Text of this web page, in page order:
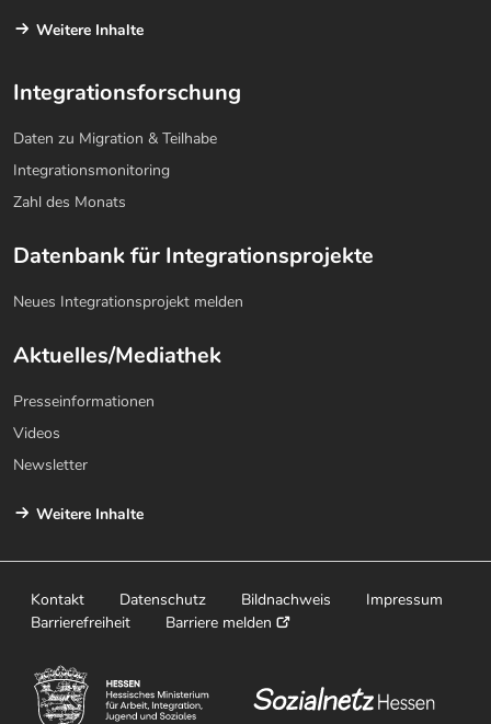
Weitere Inhalte
Integrationsforschung
Daten zu Migration & Teilhabe
Integrationsmonitoring
Zahl des Monats
Datenbank für Integrationsprojekte
Neues Integrationsprojekt melden
Aktuelles/Mediathek
Presseinformationen
Videos
Newsletter
Weitere Inhalte
Kontakt Datenschutz Bildnachweis
Impressum
Barrierefreiheit
Barriere melden